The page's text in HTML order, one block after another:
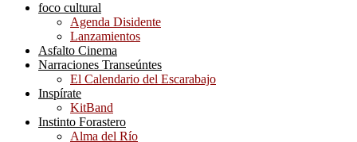
foco cultural
Agenda Disidente
Lanzamientos
Asfalto Cinema
Narraciones Transeúntes
El Calendario del Escarabajo
Inspírate
KitBand
Instinto Forastero
Alma del Río